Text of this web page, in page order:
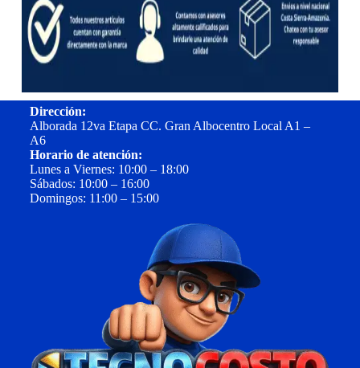
Dirección:
Alborada 12va Etapa CC. Gran Albocentro Local A1 –
A6
Horario de atención:
Lunes a Viernes: 10:00 – 18:00
Sábados: 10:00 – 16:00
Domingos: 11:00 – 15:00